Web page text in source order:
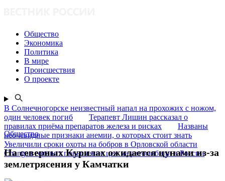
Общество
Экономика
Политика
В мире
Происшествия
О проекте
В Солнечногорске неизвестный напал на прохожих с ножом,
один человек погиб
Терапевт Лишин рассказал о
правилах приёма препаратов железа и рисках
Названы
неочевидные признаки анемии, о которых стоит знать
Увеличили сроки охоты на бобров в Орловской области
Changan готовит повышение цен на автомобили в России
Общество
На северных Курилах ожидается цунами из-за
землетрясения у Камчатки